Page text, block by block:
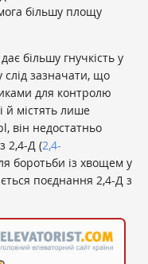
більшу площу
більшу гнучкість у
зазначати, що
для контролю
містять лише
він недостатньо
2,4-Д (2,4-
боротьби із хвощем у
поєднання 2,4-Д з